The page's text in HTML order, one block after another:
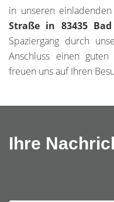
in unseren
Straße in 83435
Spaziergang durch
Anschluss einen
freuen uns auf Ihren
Ihre